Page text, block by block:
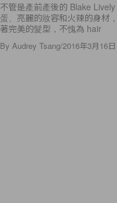
不管是產前產後的 Blake
蛋、亮麗的妝容和火辣的身材
著完美的髮型，不愧為 hair
By Audrey Tsang/2016年3月16日